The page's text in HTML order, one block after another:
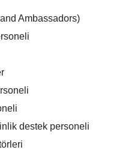
Ambassadors)
destek personeli